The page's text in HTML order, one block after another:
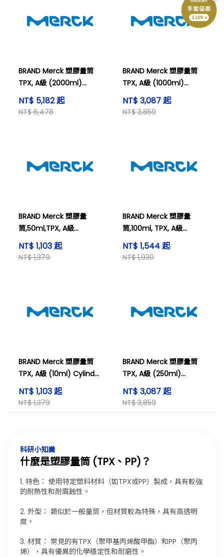
BRAND Merck 塑膠量筒
TPX, A級 (2000ml)
Cylinder grad 2000ml
PMP Cl. A (ea)
NT$ 5,182 起
NT$ 6,478
BRAND Merck 塑膠量筒
TPX, A級 (1000ml)
Cylinder grad 1000ml
PMP Cl.A (ea)
NT$ 3,087 起
NT$ 3,859
BRAND Merck 塑膠量
筒,50ml,TPX, A級
Cylinder grad 50ml PMP
Cl.A
NT$ 1,103 起
NT$ 1,379
BRAND Merck 塑膠量
筒,100ml, TPX, A級
Cylinder grad 100ml
PMP Cl.A
NT$ 1,544 起
NT$ 1,930
BRAND Merck 塑膠量筒
TPX, A級 (10ml) Cylinder
grad 10ml PMP Cl.A
NT$ 1,103 起
NT$ 1,379
BRAND Merck 塑膠量筒
TPX, A級 (250ml)
Cylinder grad 250ml
PMP Cl.A
NT$ 3,087 起
NT$ 3,859
科研小知識
什麼是塑膠量筒 (TPX、PP)？
1. 特色： 使用特定塑料材料（如TPX或PP）製成，具有較強
的耐熱性和耐腐蝕性。
2. 外型： 類似於一般量筒，但材質較為特殊，具有高透明
度。
3. 材質： 常見的有TPX（聚甲基丙烯酸甲酯）和PP（聚丙
烯），具有優異的化學穩定性和耐磨性。